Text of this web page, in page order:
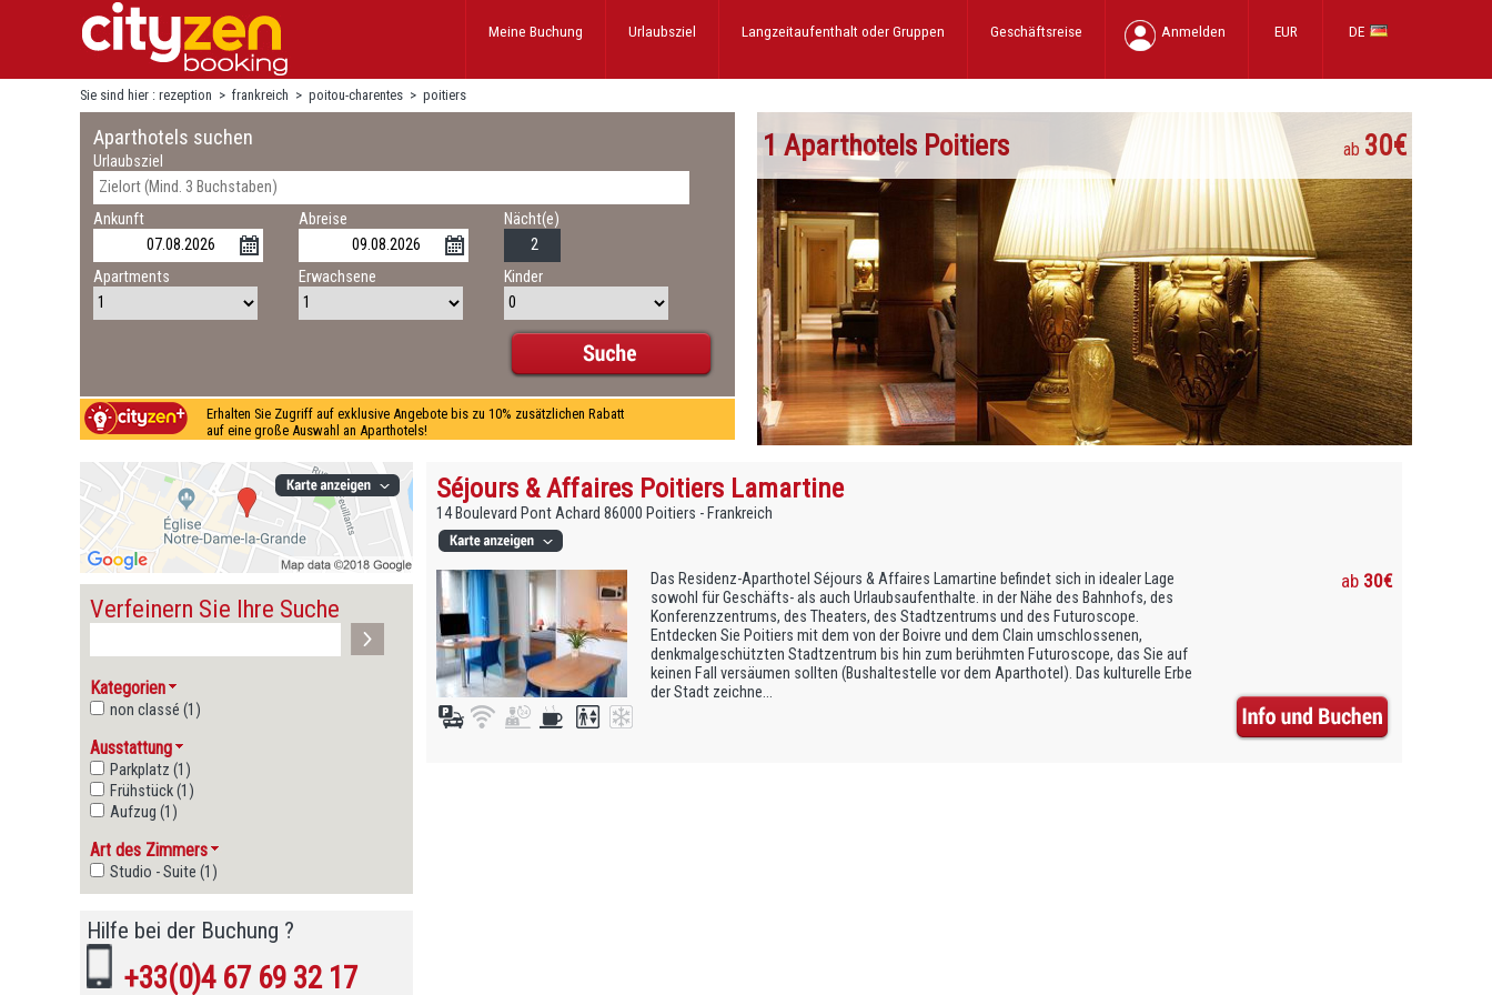
DE
EUR
Anmelden
Geschäftsreise
Langzeitaufenthalt oder Gruppen
Urlaubsziel
Meine Buchung
Sie sind hier : rezeption > frankreich > poitou-charentes > poitiers
Aparthotels suchen
Urlaubsziel
Ankunft Abreise Nächt(e)
Apartments Erwachsene Kinder
Erhalten Sie Zugriff auf exklusive Angebote bis zu 10% zusätzlichen Rabatt
auf eine große Auswahl an Aparthotels!
1 Aparthotels Poitiers ab 30€
Verfeinern Sie Ihre Suche
Kategorien
non classé (1)
Ausstattung
Parkplatz (1)
Frühstück (1)
Aufzug (1)
Art des Zimmers
Studio - Suite (1)
Hilfe bei der Buchung ?
+33(0)4 67 69 32 17
Séjours & Affaires Poitiers Lamartine
14 Boulevard Pont Achard 86000 Poitiers - Frankreich
Das Residenz-Aparthotel Séjours & Affaires Lamartine befindet sich in idealer Lage
sowohl für Geschäfts- als auch Urlaubsaufenthalte. in der Nähe des Bahnhofs, des
Konferenzzentrums, des Theaters, des Stadtzentrums und des Futuroscope.
Entdecken Sie Poitiers mit dem von der Boivre und dem Clain umschlossenen,
denkmalgeschützten Stadtzentrum bis hin zum berühmten Futuroscope, das Sie auf
keinen Fall versäumen sollten (Bushaltestelle vor dem Aparthotel). Das kulturelle Erbe
der Stadt zeichne...
ab 30€